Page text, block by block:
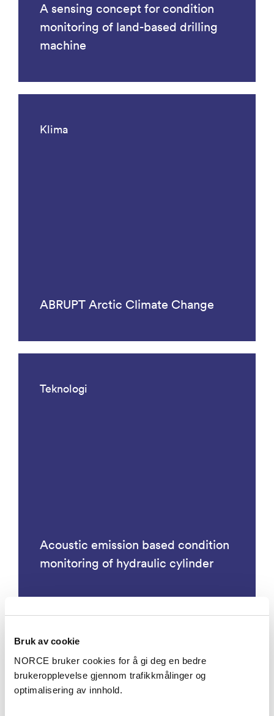
Bruk av cookie
NORCE bruker cookies for å gi deg en bedre
brukeropplevelse gjennom trafikkmålinger og
optimalisering av innhold.
A sensing concept for condition
monitoring of land-based drilling
machine
Klima
ABRUPT Arctic Climate Change
Teknologi
Acoustic emission based condition
monitoring of hydraulic cylinder
Prosjekter